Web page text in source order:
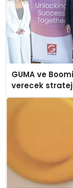
GUMA ve
verecek